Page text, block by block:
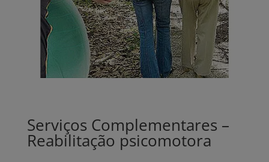
Serviços Complementares –
Reabilitação psicomotora